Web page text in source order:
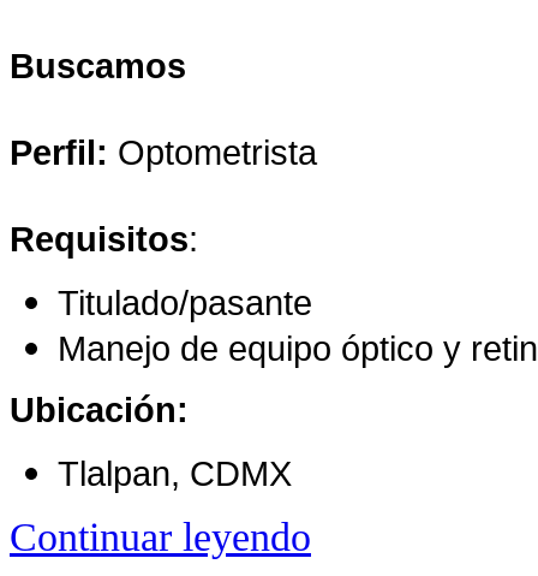
Buscamos
Perfil: Optometrista
Requisitos:
Titulado/pasante
Manejo de equipo óptico y
Ubicación:
Tlalpan, CDMX
Continuar leyendo